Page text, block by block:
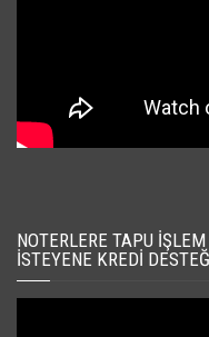
NOTERLERE TAPU
İSTEYENE KREDI